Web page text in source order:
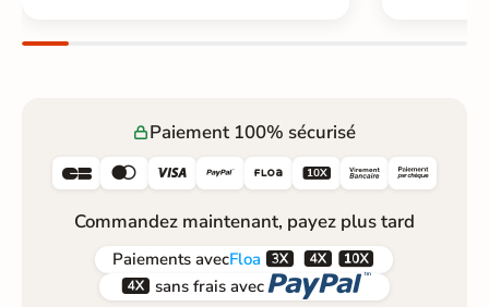
Paiement 100% sécurisé
     
Commandez maintenant, payez plus tard
Paiements avecFloa  
 sans frais avec 